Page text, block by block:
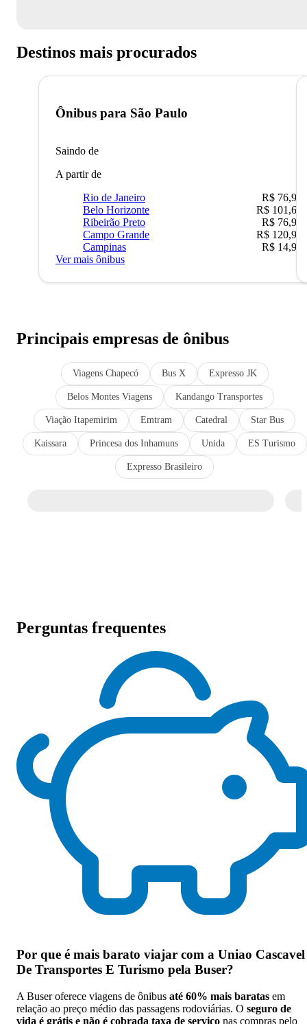
Perguntas frequentes
Por que é mais barato viajar com a Uniao Cascavel
De Transportes E Turismo pela Buser?
A Buser oferece viagens de ônibus até 60% mais baratas em
relação ao preço médio das passagens rodoviárias. O seguro de
vida é grátis e não é cobrada taxa de serviço nas compras pelo
Destinos mais procurados
Ônibus para São Paulo
Saindo de
A partir de
Rio de Janeiro
R$ 76,90
Belo Horizonte
R$ 101,67
Ribeirão Preto
R$ 76,90
Campo Grande
R$ 120,90
Campinas
R$ 14,90
Ver mais ônibus
Principais empresas de ônibus
Viagens Chapecó Bus X Expresso JK
Belos Montes Viagens Kandango Transportes
Viação Itapemirim Emtram Catedral Star Bus
Kaissara Princesa dos Inhamuns Unida ES Turismo
Expresso Brasileiro